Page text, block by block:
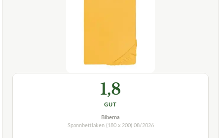
1,8
GUT
Biberna
Spannbettlaken (180 x 200) 08/2026